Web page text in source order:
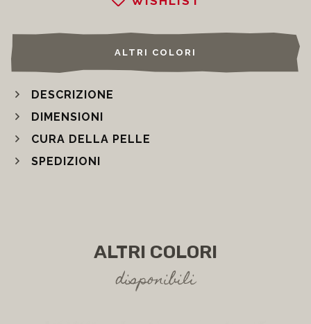
ALTRI COLORI
DESCRIZIONE
DIMENSIONI
CURA DELLA PELLE
SPEDIZIONI
ALTRI COLORI
disponibili